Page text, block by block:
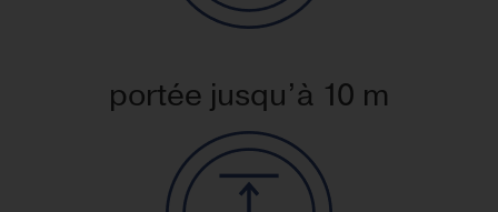
portée jusqu’à 10 m